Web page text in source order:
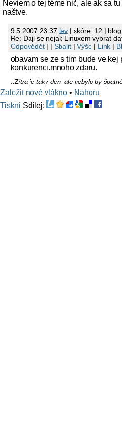
Neviem o tej téme nič, ale ak sa
naštve.
9.5.2007 23:37 lev | skóre: 12 | blog:
Re: Daji se nejak Linuxem vybrat
Odpovědět | |Sbalit |Výše | Link |
obavam se ze s tim bude velkej
konkurenci.mnoho zdaru.
..Zítra je taky den, ale nebylo by
Založit nové vlákno • Nahoru
Tiskni Sdílej: